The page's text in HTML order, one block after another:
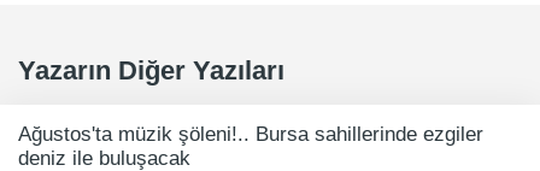
Yazarın Diğer Yazıları
Ağustos'ta müzik şöleni!.. Bursa sahillerinde ezgiler
deniz ile buluşacak